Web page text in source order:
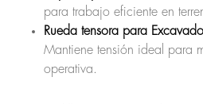
para trabajo eficiente en
Rueda tensora para
Mantiene tensión ideal para
operativa.